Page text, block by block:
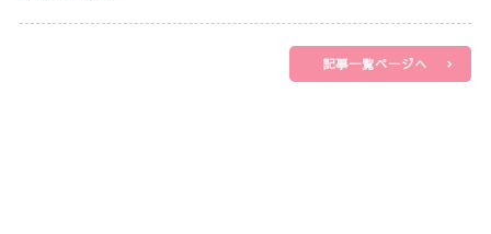
記事一覧ページへ